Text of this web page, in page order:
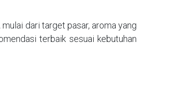
dari target pasar, aroma yang
terbaik sesuai kebutuhan